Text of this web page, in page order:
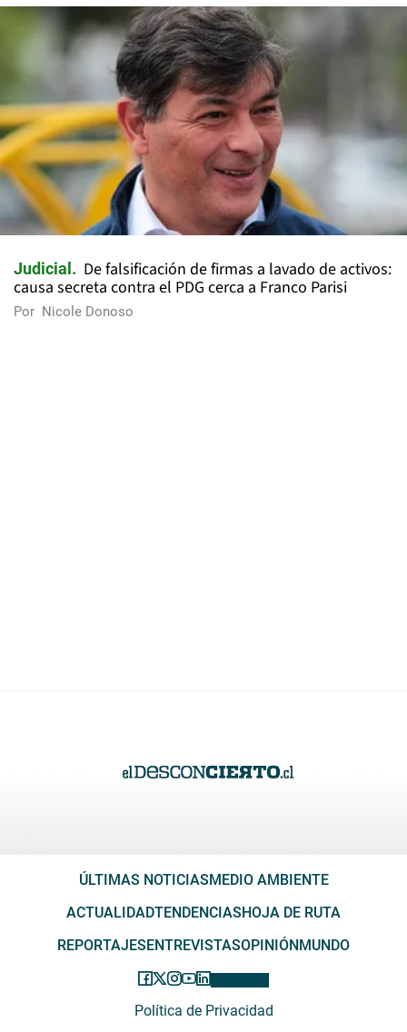
Judicial
De falsificación de firmas a lavado de activos:
causa secreta contra el PDG cerca a Franco Parisi
Por Nicole Donoso
ÚLTIMAS NOTICIAS MEDIO AMBIENTE
ACTUALIDADTENDENCIAS HOJA DE RUTA
REPORTAJES ENTREVISTASOPINIÓN MUNDO
Política de Privacidad